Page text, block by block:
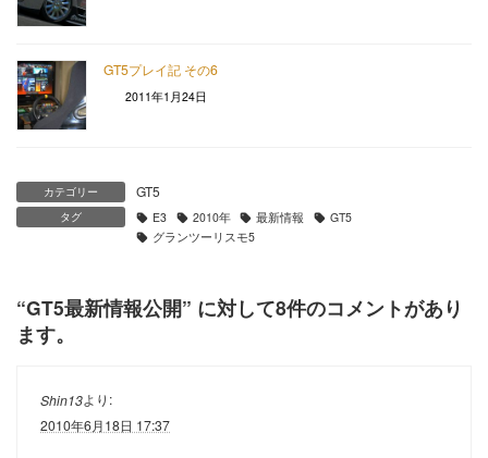
GT5プレイ記 その6
2011年1月24日
カテゴリー GT5
タグ E3 2010年 最新情報
GT5
グランツーリスモ5
“GT5最新情報公開” に対して8件のコメントがあり
ます。
Shin13より:
2010年6月18日 17:37